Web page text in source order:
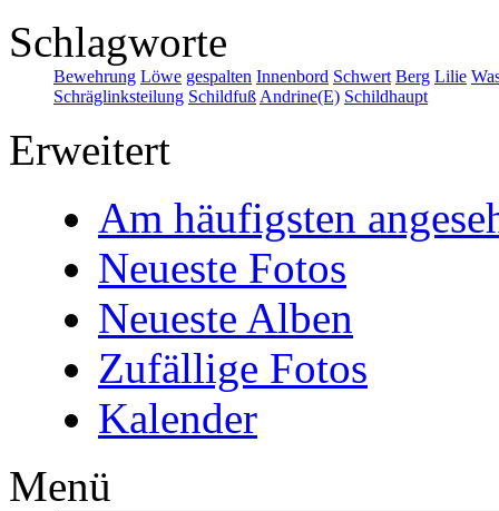
Schlagworte
Bewehrung Löwe gespalten Innenbord Schwert Berg Lilie
Schräglinksteilung Schildfuß Andrine(E) Schildhaupt
Erweitert
Am häufigsten
Neueste Fotos
Neueste Alben
Zufällige Fotos
Kalender
Menü